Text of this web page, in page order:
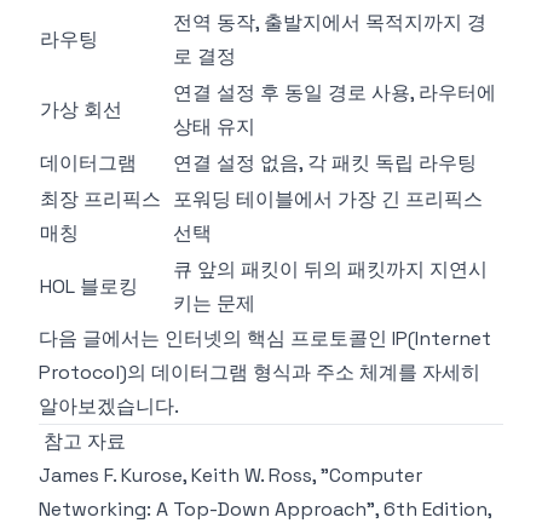
라우팅
전역 동작, 출발지에서 목적지까지 경
로 결정
가상 회선
연결 설정 후 동일 경로 사용, 라우터에
상태 유지
데이터그램
연결 설정 없음, 각 패킷 독립 라우팅
최장 프리픽스
매칭
포워딩 테이블에서 가장 긴 프리픽스
선택
HOL 블로킹
큐 앞의 패킷이 뒤의 패킷까지 지연시
키는 문제
다음 글에서는 인터넷의 핵심 프로토콜인 IP(Internet
Protocol)의 데이터그램 형식과 주소 체계를 자세히
알아보겠습니다.
참고 자료
James F. Kurose, Keith W. Ross, "Computer
Networking: A Top-Down Approach", 6th Edition,